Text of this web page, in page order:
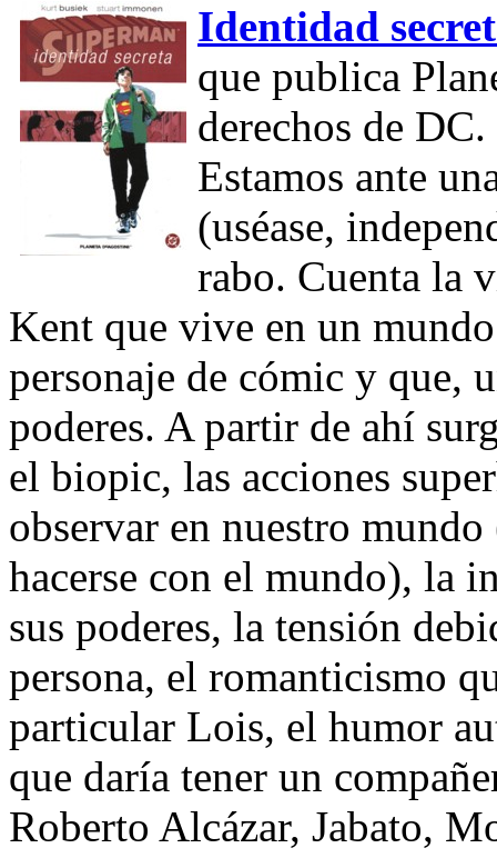
Identidad
que publica
derechos de
Estamos ante
(uséase,
rabo. Cuenta la
Kent que vive en un
personaje de cómic y que,
poderes. A partir de ahí
el biopic, las acciones
observar en nuestro
hacerse con el mundo), la
sus poderes, la tensión
persona, el romanticismo
particular Lois, el humor
que daría tener un
Roberto Alcázar, Jabato,